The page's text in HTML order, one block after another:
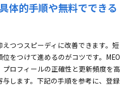
体的手順や無料でできる
つつスピーディに改善できます。短
をつけて進めるのがコツです。MEO
ロフィールの正確性と更新頻度を高
します。下記の手順を参考に、登録